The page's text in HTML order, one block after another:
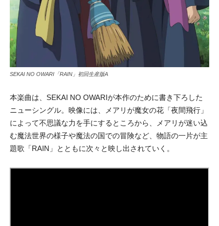
SEKAI NO OWARI「RAIN」初回生産版A
本楽曲は、SEKAI NO OWARIが本作のために書き下ろした
ニューシングル。映像には、メアリが魔女の花「夜間飛行」
によって不思議な力を手にするところから、メアリが迷い込
む魔法世界の様子や魔法の国での冒険など、物語の一片が主
題歌「RAIN」とともに次々と映し出されていく。